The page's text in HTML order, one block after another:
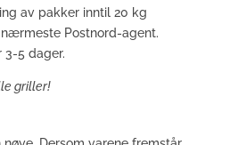
av pakker inntil 20 kg
Postnord-agent.
3-5 dager.
griller!